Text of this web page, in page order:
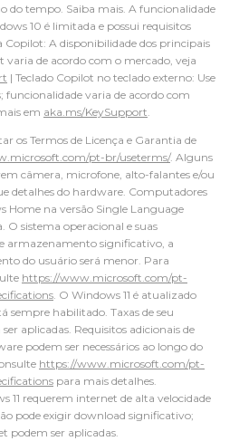
do tempo. Saiba mais. A funcionalidade
10 é limitada e possui requisitos
Copilot: A disponibilidade dos principais
varia de acordo com o mercado, veja
| Teclado Copilot no teclado externo: Use
funcionalidade varia de acordo com
em aka.ms/KeySupport.
os Termos de Licença e Garantia de
pt-br/useterms/. Alguns
câmera, microfone, alto-falantes e/ou
detalhes do hardware. Computadores
Home na versão Single Language
O sistema operacional e suas
armazenamento significativo, a
do usuário será menor. Para
https://www.microsoft.com/pt-
. O Windows 11 é atualizado
sempre habilitado. Taxas de seu
aplicadas. Requisitos adicionais de
podem ser necessários ao longo do
https://www.microsoft.com/pt-
para mais detalhes.
11 requerem internet de alta velocidade
pode exigir download significativo;
podem ser aplicadas.